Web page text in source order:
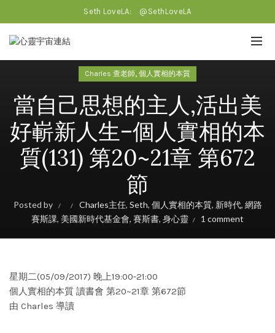
Seth LoveLA: @SethLoveLA
Charles 查老師, 個人實相的本質
當自己思想的主人,活出美
好嶄新人生–個人實相的本
質(131) 第20~21章 第672
節
Posted by Charles主任, Seth, 個人實相的本質, 新時代, 網路
賽斯課, 美國新時代基金會, 賽斯書, 身心靈 1 comment
星期二(05/09/2017) 晚上19:00-21:00
個人實相的本質 讀書會 第20~21章 第672節
由 Charles 導讀